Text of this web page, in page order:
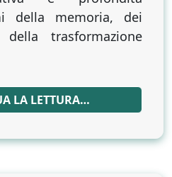
della memoria, dei
trasformazione
LA LETTURA…